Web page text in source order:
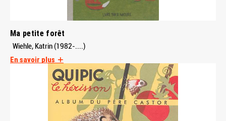
Ma petite forêt
Wiehle, Katrin (1982-....)
En savoir plus